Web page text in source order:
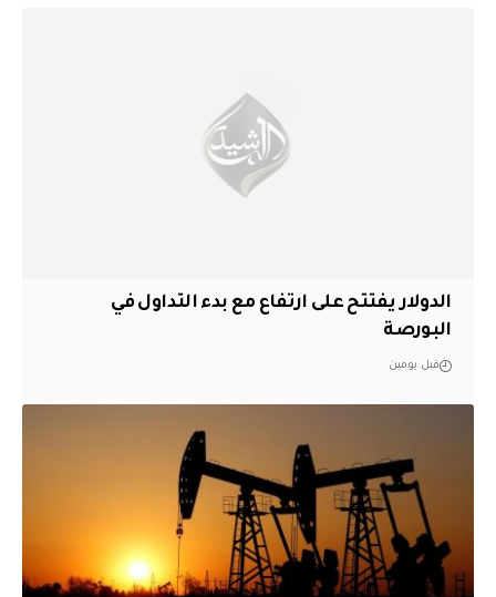
الدولار يفتتح على ارتفاع مع بدء التداول في
البورصة
قبل يومين